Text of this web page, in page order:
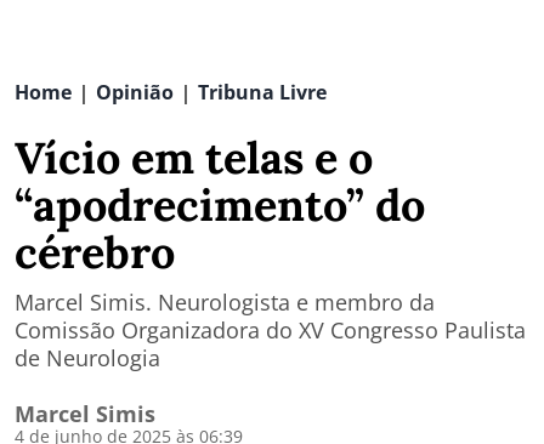
Home | Opinião | Tribuna Livre
Vício em telas e o
“apodrecimento” do
cérebro
Marcel Simis. Neurologista e membro da
Comissão Organizadora do XV Congresso Paulista
de Neurologia
Marcel Simis
4 de junho de 2025 às 06:39